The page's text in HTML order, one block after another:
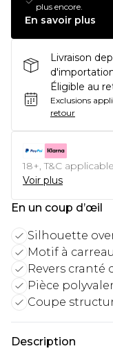
plus encore.
En savoir plus
Livraison
Éligible au
Exclusions
retour
18+, T&C
Voir plus
En un coup d’œil
Silhouette
Motif à
Revers cranté
Pièce
Coupe
Description